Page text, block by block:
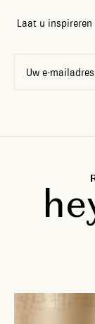
Laat u
Uw e-mailadres